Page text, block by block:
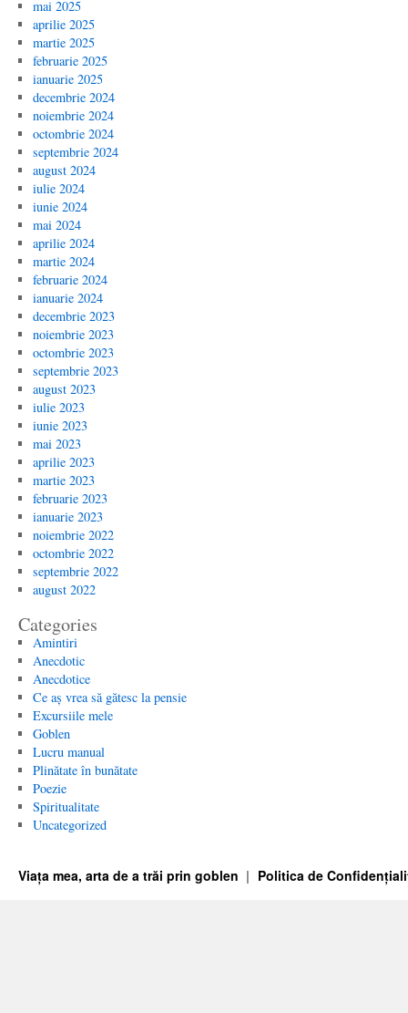
mai 2025
aprilie 2025
martie 2025
februarie 2025
ianuarie 2025
decembrie 2024
noiembrie 2024
octombrie 2024
septembrie 2024
august 2024
iulie 2024
iunie 2024
mai 2024
aprilie 2024
martie 2024
februarie 2024
ianuarie 2024
decembrie 2023
noiembrie 2023
octombrie 2023
septembrie 2023
august 2023
iulie 2023
iunie 2023
mai 2023
aprilie 2023
martie 2023
februarie 2023
ianuarie 2023
noiembrie 2022
octombrie 2022
septembrie 2022
august 2022
Categories
Amintiri
Anecdotic
Anecdotice
Ce aș vrea să gătesc la pensie
Excursiile mele
Goblen
Lucru manual
Plinătate în bunătate
Poezie
Spiritualitate
Uncategorized
Viața mea, arta de a trăi prin goblen Politica de